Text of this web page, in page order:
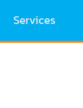
Services